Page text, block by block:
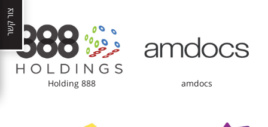
amdocs
888 Holding
צור קשר